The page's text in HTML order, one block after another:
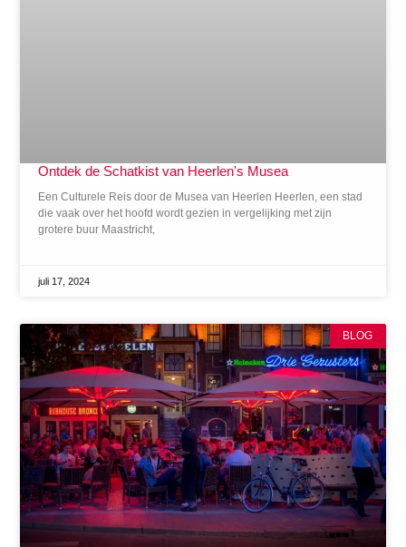
Ontdek de Schatkist van Heerlen's Musea
Een Culturele Reis door de Musea van Heerlen Heerlen, een stad
die vaak over het hoofd wordt gezien in vergelijking met zijn
grotere buur Maastricht,
juli 17, 2024
BLOG